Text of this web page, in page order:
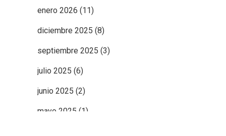
enero 2026 (11)
diciembre 2025 (8)
septiembre 2025 (3)
julio 2025 (6)
junio 2025 (2)
mayo 2025 (1)